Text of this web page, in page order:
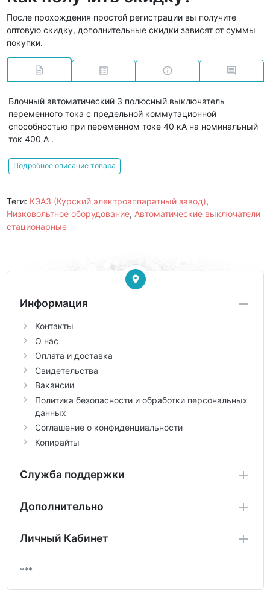
После прохождения простой регистрации вы получите
оптовую скидку, дополнительные скидки зависят от суммы
покупки.
Блочный автоматический 3 полюсный выключатель
переменного тока с предельной коммутационной
способностью при переменном токе 40 кА на номинальный
ток 400 А .
Подробное описание товара
Теги: КЭАЗ (Курский электроаппаратный завод),
Низковольтное оборудование, Автоматические выключатели
стационарные
Информация
Контакты
О нас
Оплата и доставка
Свидетельства
Вакансии
Политика безопасности и обработки персональных
данных
Соглашение о конфиденциальности
Копирайты
Служба поддержки
Дополнительно
Личный Кабинет
***